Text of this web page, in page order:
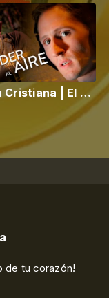
Película Cristiana | El Poder Al Aire
de tu corazón!